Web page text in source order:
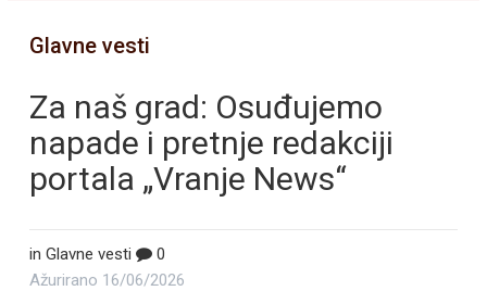
Glavne vesti
Za naš grad: Osuđujemo
napade i pretnje redakciji
portala „Vranje News“
in Glavne vesti
0
Ažurirano 16/06/2026